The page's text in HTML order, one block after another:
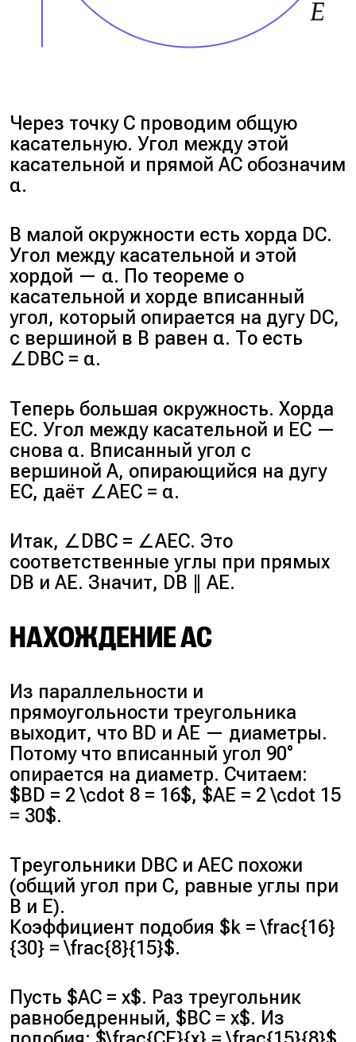
Через точку C проводим общую
касательную. Угол между этой
касательной и прямой AC обозначим
α.
В малой окружности есть хорда DC.
Угол между касательной и этой
хордой — α. По теореме о
касательной и хорде вписанный
угол, который опирается на дугу DC,
с вершиной в B равен α. То есть
∠DBC = α.
Теперь большая окружность. Хорда
EC. Угол между касательной и EC —
снова α. Вписанный угол с
вершиной A, опирающийся на дугу
EC, даёт ∠AEC = α.
Итак, ∠DBC = ∠AEC. Это
соответственные углы при прямых
DB и AE. Значит, DB ∥ AE.
НАХОЖДЕНИЕ AC
Из параллельности и
прямоугольности треугольника
выходит, что BD и AE — диаметры.
Потому что вписанный угол 90°
опирается на диаметр. Считаем:
$BD = 2 \cdot 8 = 16$, $AE = 2 \cdot 15
= 30$.
Треугольники DBC и AEC похожи
(общий угол при C, равные углы при
B и E).
Коэффициент подобия $k = \frac{16}
{30} = \frac{8}{15}$.
Пусть $AC = x$. Раз треугольник
равнобедренный, $BC = x$. Из